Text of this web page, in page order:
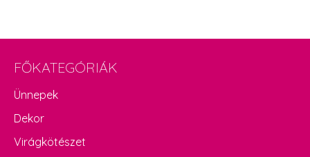
FŐKATEGÓRIÁK
Ünnepek
Dekor
Virágkötészet